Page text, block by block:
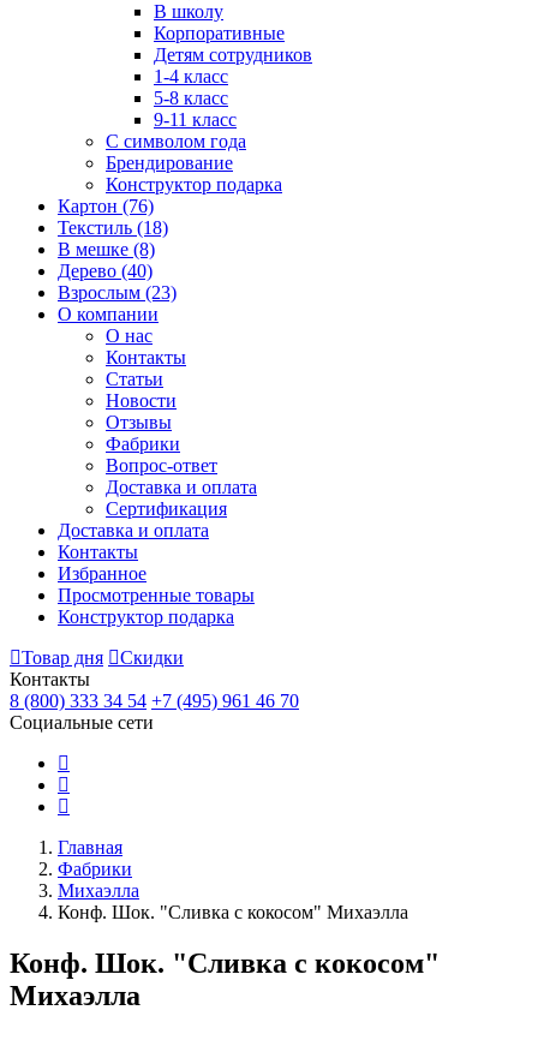
В школу
Корпоративные
Детям сотрудников
1-4 класс
5-8 класс
9-11 класс
С символом года
Брендирование
Конструктор подарка
Картон (76)
Текстиль (18)
В мешке (8)
Дерево (40)
Взрослым (23)
О компании
О нас
Контакты
Статьи
Новости
Отзывы
Фабрики
Вопрос-ответ
Доставка и оплата
Сертификация
Доставка и оплата
Контакты
Избранное
Просмотренные товары
Конструктор подарка
Товар дня
Скидки
Контакты
8 (800) 333 34 54 +7 (495) 961 46 70
Социальные сети
Главная
Фабрики
Михаэлла
Конф. Шок. "Сливка с кокосом" Михаэлла
Конф. Шок. "Сливка с кокосом"
Михаэлла